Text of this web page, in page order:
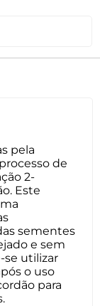
pela
de
2-
Este
sementes
e sem
se utilizar
o uso
para